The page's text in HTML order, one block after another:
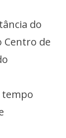
do
Centro de